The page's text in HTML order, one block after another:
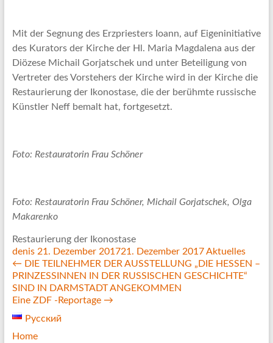
Mit der Segnung des Erzpriesters Ioann, auf Eigeninitiative
des Kurators der Kirche der Hl. Maria Magdalena aus der
Diözese Michail Gorjatschek und unter Beteiligung von
Vertreter des Vorstehers der Kirche wird in der Kirche die
Restaurierung der Ikonostase, die der berühmte russische
Künstler Neff bemalt hat, fortgesetzt.
Foto: Restauratorin Frau Schöner
Foto: Restauratorin Frau Schöner, Michail Gorjatschek, Olga
Makarenko
Restaurierung der Ikonostase
denis 21. Dezember 201721. Dezember 2017 Aktuelles
← DIE TEILNEHMER DER AUSSTELLUNG „DIE HESSEN –
PRINZESSINNEN IN DER RUSSISCHEN GESCHICHTE“
SIND IN DARMSTADT ANGEKOMMEN
Eine ZDF -Reportage →
Русский
Home